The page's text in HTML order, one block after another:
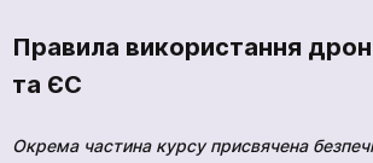
Правила використання
та ЄС
Окрема частина курсу присвячена